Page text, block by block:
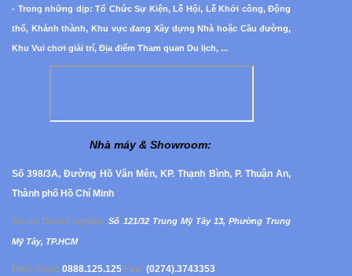
- Trong những dịp: Tổ Chức Sự Kiện, Lễ Hội, Lễ Khởi công, Động
thổ, Khánh thành, Khu vực đang Xây dựng Nhà hoặc Cầu đường,
Khu Vui chơi giải trí, Địa điểm Tham quan Du lịch, ...
Nhà máy & Showroom:
Số 398/3A, Đường Hồ Văn Mên, KP. Thạnh Bình, P. Thuận An,
Thành phố Hồ Chí Minh
Trụ sở Doanh nghiệp:Số 121/32 Trung Mỹ Tây 13, Phường Trung
Mỹ Tây, TP.HCM
Điện thoại: 0888.125.125 Fax: (0274).3743353